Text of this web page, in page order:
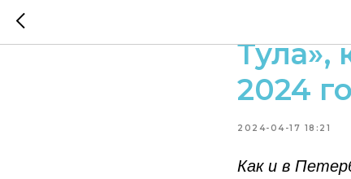
Тула»,
2024
2024-04-17 18:21
Как и в